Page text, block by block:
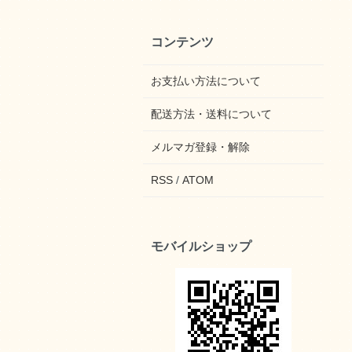
コンテンツ
お支払い方法について
配送方法・送料について
メルマガ登録・解除
RSS / ATOM
モバイルショップ